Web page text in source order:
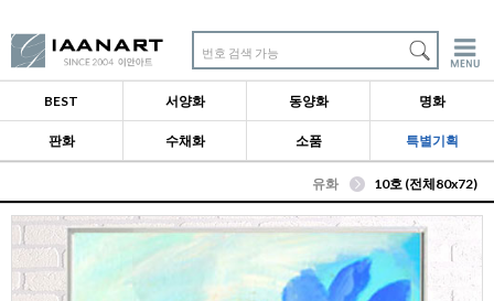
번호 검색 가능
BEST 서양화 동양화 명화
판화 수채화 소품 특별기획
유화 10호 (전체80x72)